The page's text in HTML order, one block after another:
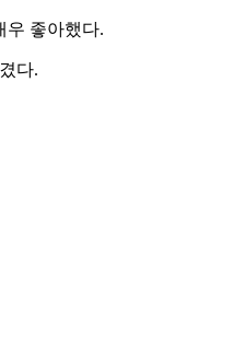
우 좋아했다.
다.